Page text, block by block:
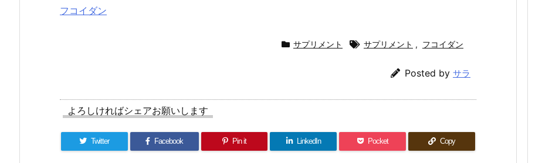
フコイダン
サプリメント サプリメント , フコイダン
Posted by サラ
よろしければシェアお願いします
Twitter Facebook Pin it LinkedIn Pocket Copy